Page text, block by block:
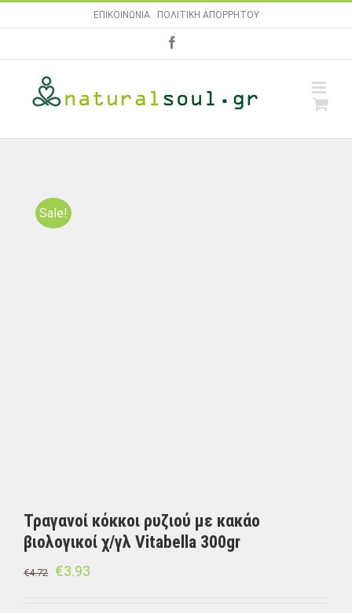
to
ΕΠΙΚΟΙΝΩΝΙΑ| ΠΟΛΙΤΙΚΗ ΑΠΟΡΡΗΤΟΥ
Sale!
Τραγανοί κόκκοι ρυζιού με κακάο
βιολογικοί χ/γλ Vitabella 300gr
€4.72 €3.93